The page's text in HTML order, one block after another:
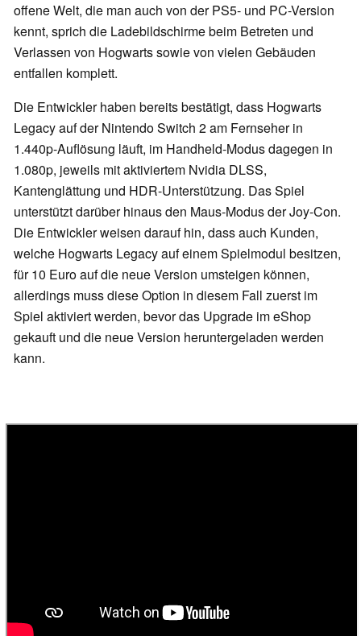
offene Welt, die man auch von der PS5- und PC-Version
kennt, sprich die Ladebildschirme beim Betreten und
Verlassen von Hogwarts sowie von vielen Gebäuden
entfallen komplett.
Die Entwickler haben bereits bestätigt, dass Hogwarts
Legacy auf der Nintendo Switch 2 am Fernseher in
1.440p-Auflösung läuft, im Handheld-Modus dagegen in
1.080p, jeweils mit aktiviertem Nvidia DLSS,
Kantenglättung und HDR-Unterstützung. Das Spiel
unterstützt darüber hinaus den Maus-Modus der Joy-Con.
Die Entwickler weisen darauf hin, dass auch Kunden,
welche Hogwarts Legacy auf einem Spielmodul besitzen,
für 10 Euro auf die neue Version umsteigen können,
allerdings muss diese Option in diesem Fall zuerst im
Spiel aktiviert werden, bevor das Upgrade im eShop
gekauft und die neue Version heruntergeladen werden
kann.